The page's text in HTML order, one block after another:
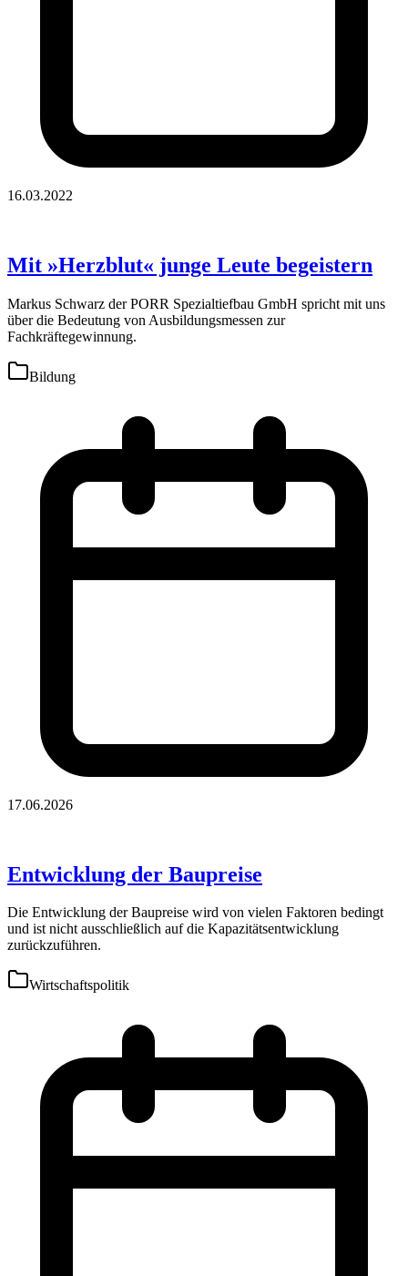
16.03.2022
Mit »Herzblut« junge Leute begeistern
Markus Schwarz der PORR Spezialtiefbau GmbH spricht mit uns
über die Bedeutung von Ausbildungsmessen zur
Fachkräftegewinnung.
Bildung
17.06.2026
Entwicklung der Baupreise
Die Entwicklung der Baupreise wird von vielen Faktoren bedingt
und ist nicht ausschließlich auf die Kapazitätsentwicklung
zurückzuführen.
Wirtschaftspolitik